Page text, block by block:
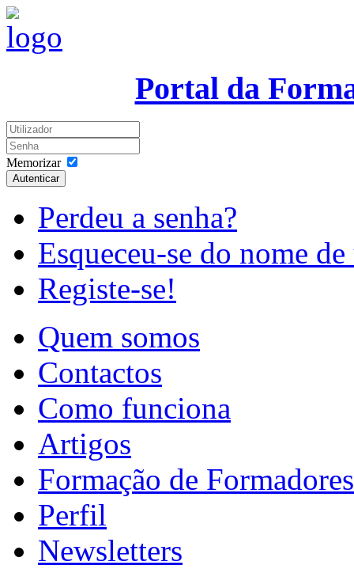
Portal da
Memorizar
Autenticar
Perdeu a senha?
Esqueceu-se do nome
Registe-se!
Quem somos
Contactos
Como funciona
Artigos
Formação de Formadores
Perfil
Newsletters